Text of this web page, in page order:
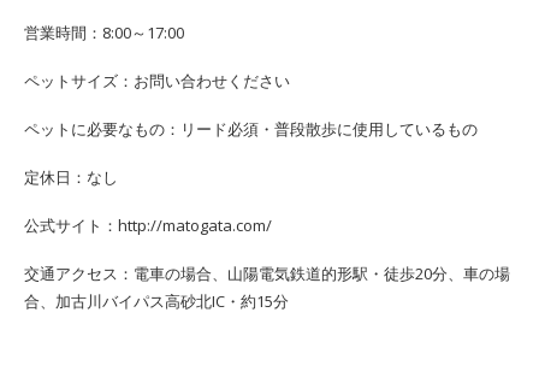
営業時間：8:00～17:00
ペットサイズ：お問い合わせください
ペットに必要なもの：リード必須・普段散歩に使用しているもの
定休日：なし
公式サイト：http://matogata.com/
交通アクセス：電車の場合、山陽電気鉄道的形駅・徒歩20分、車の場
合、加古川バイパス高砂北IC・約15分